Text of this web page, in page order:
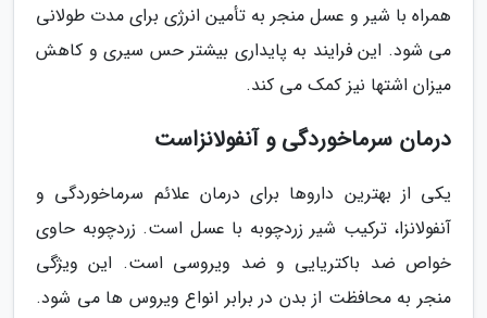
همراه با شیر و عسل منجر به تأمین انرژی برای مدت طولانی
می شود. این فرایند به پایداری بیشتر حس سیری و کاهش
میزان اشتها نیز کمک می کند.
درمان سرماخوردگی و آنفولانزاست
یکی از بهترین داروها برای درمان علائم سرماخوردگی و
آنفولانزا، ترکیب شیر زردچوبه با عسل است. زردچوبه حاوی
خواص ضد باکتریایی و ضد ویروسی است. این ویژگی
منجر به محافظت از بدن در برابر انواع ویروس ها می شود.